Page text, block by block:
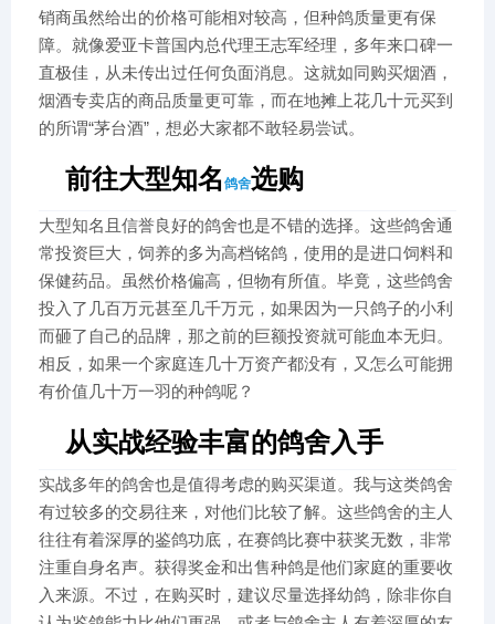
销商虽然给出的价格可能相对较高，但种鸽质量更有保
障。就像爱亚卡普国内总代理王志军经理，多年来口碑一
直极佳，从未传出过任何负面消息。这就如同购买烟酒，
烟酒专卖店的商品质量更可靠，而在地摊上花几十元买到
的所谓“茅台酒”，想必大家都不敢轻易尝试。
前往大型知名 鸽舍选购
大型知名且信誉良好的鸽舍也是不错的选择。这些鸽舍通
常投资巨大，饲养的多为高档铭鸽，使用的是进口饲料和
保健药品。虽然价格偏高，但物有所值。毕竟，这些鸽舍
投入了几百万元甚至几千万元，如果因为一只鸽子的小利
而砸了自己的品牌，那之前的巨额投资就可能血本无归。
相反，如果一个家庭连几十万资产都没有，又怎么可能拥
有价值几十万一羽的种鸽呢？
从实战经验丰富的鸽舍入手
实战多年的鸽舍也是值得考虑的购买渠道。我与这类鸽舍
有过较多的交易往来，对他们比较了解。这些鸽舍的主人
往往有着深厚的鉴鸽功底，在赛鸽比赛中获奖无数，非常
注重自身名声。获得奖金和出售种鸽是他们家庭的重要收
入来源。不过，在购买时，建议尽量选择幼鸽，除非你自